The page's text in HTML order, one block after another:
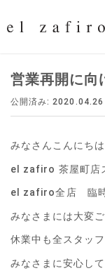
営業再開に向
公開済み: 2020.04.26
みなさんこんにちは
el zafiro 茶屋町店
el zafiro全店 臨時
みなさまには大変
休業中も全スタッ
みなさまに安心し